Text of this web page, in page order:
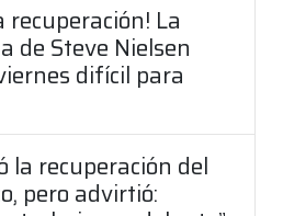
recuperación! La
de Steve Nielsen
difícil para
la recuperación del
pero advirtió: